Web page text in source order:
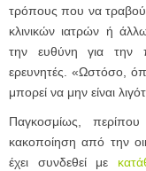
τρόπους που να
κλινικών ιατρών ή
την ευθύνη για την
ερευνητές. «Ωστόσο,
μπορεί να μην είναι
Παγκοσμίως,
κακοποίηση από την
έχει συνδεθεί με